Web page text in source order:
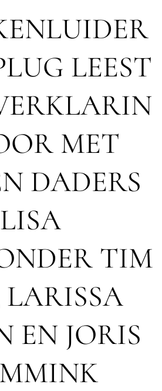
LEEST
MET
DADERS
LISA
TIM
LARISSA
EN JORIS